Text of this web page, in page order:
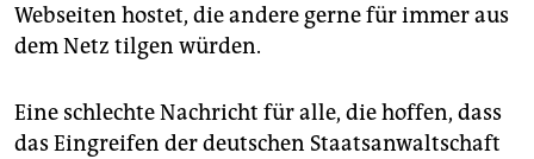
Webseiten hostet, die andere gerne für immer aus
dem Netz tilgen würden.
Eine schlechte Nachricht für alle, die hoffen, dass
das Eingreifen der deutschen Staatsanwaltschaft